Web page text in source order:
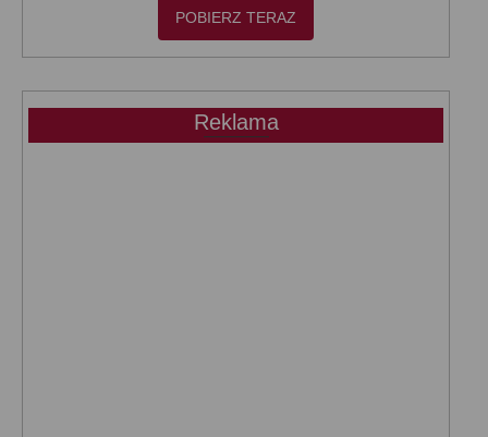
POBIERZ TERAZ
Reklama